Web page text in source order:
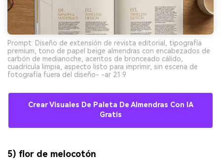
Prompt: Diseño de extensión de revista editorial, tipografía
premium, tono de papel beige almendras con encabezados de
carbón de medianoche, acentos de bronceado cálido,
cuadrícula limpia, aspecto listo para imprimir, sin escena de
fotografía fuera del diseño- -ar 21:9
Crear Visuales De Paleta De Almendras Con IA
Gratis
5) flor de melocotón